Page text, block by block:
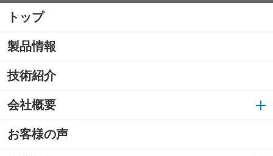
トップ
製品情報
技術紹介
会社概要
お客様の声